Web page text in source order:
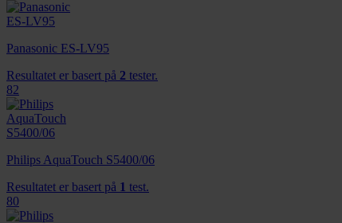
Panasonic ES-LV95
Resultatet er basert på 2 tester.
82
Philips AquaTouch S5400/06
Resultatet er basert på 1 test.
80